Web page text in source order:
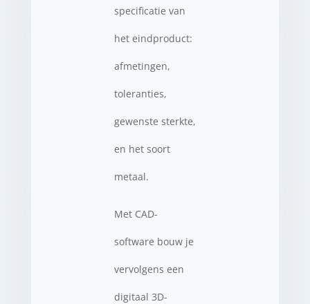
specificatie van
het eindproduct:
afmetingen,
toleranties,
gewenste sterkte,
en het soort
metaal.
Met CAD-
software bouw je
vervolgens een
digitaal 3D-